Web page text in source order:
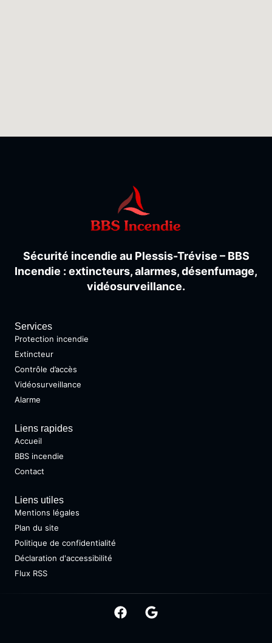
Sécurité incendie au Plessis-Trévise – BBS
Incendie : extincteurs,alarmes,désenfumage,
vidéosurveillance.
Services
Protection incendie
Extincteur
Contrôle d’accès
Vidéosurveillance
Alarme
Liens rapides
Accueil
BBS incendie
Contact
Liens utiles
Mentions légales
Plan du site
Politique de confidentialité
Déclaration d'accessibilité
Flux RSS